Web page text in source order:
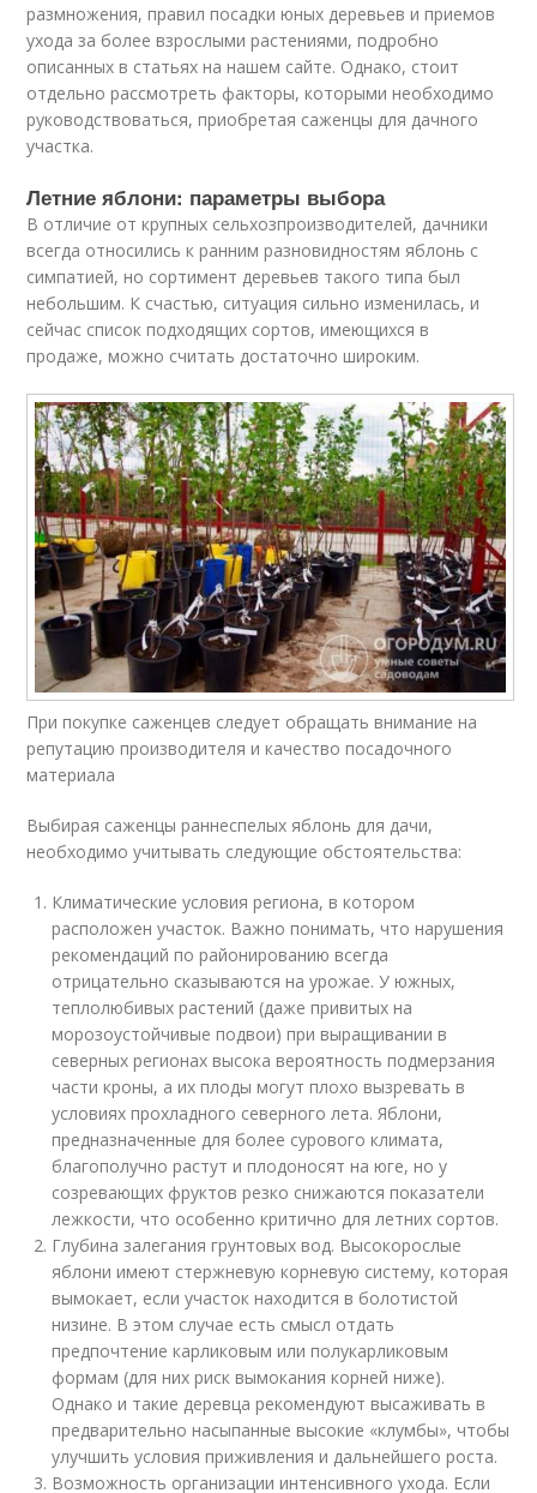
размножения, правил посадки юных деревьев и приемов
ухода за более взрослыми растениями, подробно
описанных в статьях на нашем сайте. Однако, стоит
отдельно рассмотреть факторы, которыми необходимо
руководствоваться, приобретая саженцы для дачного
участка.
Летние яблони: параметры выбора
В отличие от крупных сельхозпроизводителей, дачники
всегда относились к ранним разновидностям яблонь с
симпатией, но сортимент деревьев такого типа был
небольшим. К счастью, ситуация сильно изменилась, и
сейчас список подходящих сортов, имеющихся в
продаже, можно считать достаточно широким.
При покупке саженцев следует обращать внимание на
репутацию производителя и качество посадочного
материала
Выбирая саженцы раннеспелых яблонь для дачи,
необходимо учитывать следующие обстоятельства:
Климатические условия региона, в котором
расположен участок. Важно понимать, что нарушения
рекомендаций по районированию всегда
отрицательно сказываются на урожае. У южных,
теплолюбивых растений (даже привитых на
морозоустойчивые подвои) при выращивании в
северных регионах высока вероятность подмерзания
части кроны, а их плоды могут плохо вызревать в
условиях прохладного северного лета. Яблони,
предназначенные для более сурового климата,
благополучно растут и плодоносят на юге, но у
созревающих фруктов резко снижаются показатели
лежкости, что особенно критично для летних сортов.
Глубина залегания грунтовых вод. Высокорослые
яблони имеют стержневую корневую систему, которая
вымокает, если участок находится в болотистой
низине. В этом случае есть смысл отдать
предпочтение карликовым или полукарликовым
формам (для них риск вымокания корней ниже).
Однако и такие деревца рекомендуют высаживать в
предварительно насыпанные высокие «клумбы», чтобы
улучшить условия приживления и дальнейшего роста.
Возможность организации интенсивного ухода. Если